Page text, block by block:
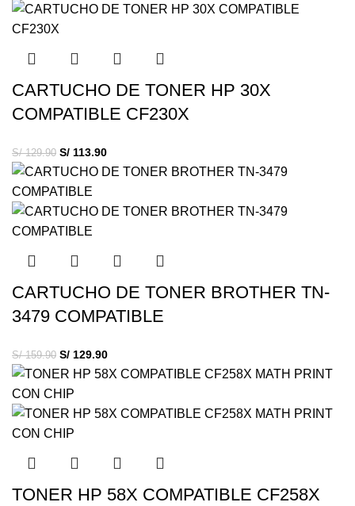
CARTUCHO DE TONER HP 30X
COMPATIBLE CF230X
S/129.90 S/ 113.90
CARTUCHO DE TONER BROTHER TN-
3479 COMPATIBLE
S/159.90 S/ 129.90
TONER HP 58X COMPATIBLE CF258X